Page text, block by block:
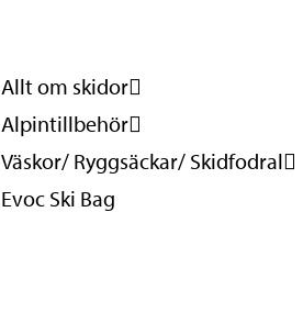
Allt om skidor
Alpintillbehör
Väskor/ Ryggsäckar/ Skidfodral
Evoc Ski Bag